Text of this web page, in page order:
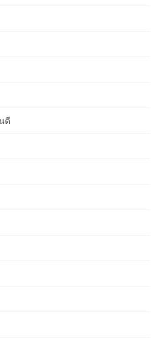
has progressed to the NHL and
the careers of former players
Youth
is built early. Junior hockey
programs in the Albany
young age. Watching these young
into the future of the sport.
to scout developing talent.
ดี